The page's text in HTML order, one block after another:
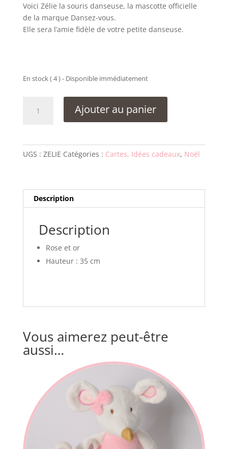
Voici Zélie la souris danseuse, la mascotte officielle
de la marque Dansez-vous.
Elle sera l’amie fidèle de votre petite danseuse.
En stock ( 4 ) - Disponible immédiatement
Ajouter au panier
UGS : ZELIE Catégories : Cartes, Idées cadeaux, Noël
Description
Description
Rose et or
Hauteur : 35 cm
Vous aimerez peut-être
aussi…